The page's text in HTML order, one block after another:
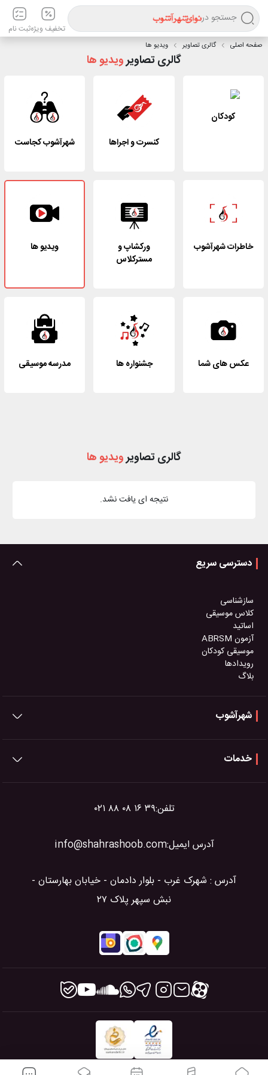
جستجو در
تخفیف ویژهثبت نام
صفحه اصلی گالری تصاویر ویدیو ها
گالری تصاویرویدیو ها
کودکان
کنسرت و اجراها
شهرآشوب کجاست
خاطرات شهرآشوب
ورکشاپ و
مسترکلاس
ویدیو ها
عکس های شما جشنواره ها مدرسه موسیقی
گالری تصاویرویدیو ها
نتیجه ای یافت نشد.
تلفن:۰۲۱ ۸۸ ۰۸ ۱۶ ۳۹
آدرس ایمیل:info@shahrashoob.com
آدرس : شهرک غرب - بلوار دادمان - خیابان بهارستان -
نبش سپهر پلاک ۲۷
دسترسی سریع
سازشناسی
کلاس موسیقی
اساتید
آزمون ABRSM
موسیقی کودکان
رویدادها
بلاگ
شهرآشوب
خدمات